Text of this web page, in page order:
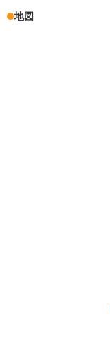
地図